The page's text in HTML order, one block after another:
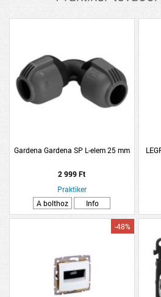
Gardena Gardena SP L-elem 25 mm
2 999 Ft
Praktiker
A bolthoz
Info
-48%